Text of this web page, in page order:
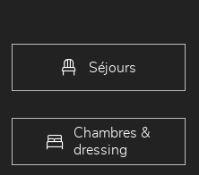
Séjours
Chambres &
dressing